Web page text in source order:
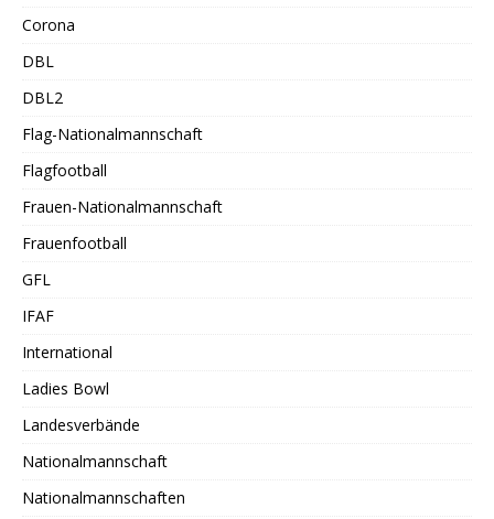
Corona
DBL
DBL2
Flag-Nationalmannschaft
Flagfootball
Frauen-Nationalmannschaft
Frauenfootball
GFL
IFAF
International
Ladies Bowl
Landesverbände
Nationalmannschaft
Nationalmannschaften